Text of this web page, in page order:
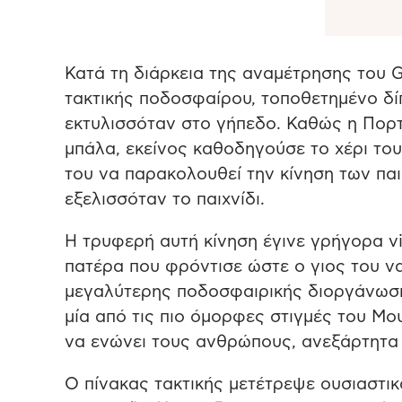
Κατά τη διάρκεια της αναμέτρησης του
τακτικής ποδοσφαίρου, τοποθετημένο
εκτυλισσόταν στο γήπεδο. Καθώς η
μπάλα, εκείνος καθοδηγούσε το χέρι
του να παρακολουθεί την κίνηση των
εξελισσόταν το παιχνίδι.
Η τρυφερή αυτή κίνηση έγινε γρήγορα
πατέρα που φρόντισε ώστε ο γιος του
μεγαλύτερης ποδοσφαιρικής
μία από τις πιο όμορφες στιγμές του
να ενώνει τους ανθρώπους,
Ο πίνακας τακτικής μετέτρεψε